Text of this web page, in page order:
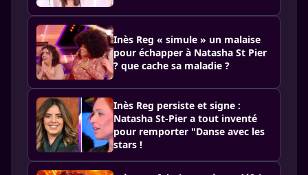
Inès Reg « simule » un malaise
pour échapper à Natasha St Pier
? que cache sa maladie ?
Inès Reg persiste et signe :
Natasha St-Pier a tout inventé
pour remporter "Danse avec les
stars !